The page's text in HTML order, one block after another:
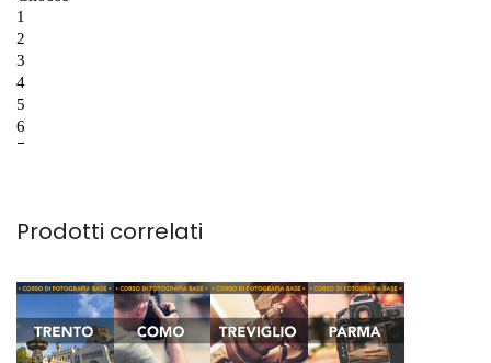
Prodotti correlati